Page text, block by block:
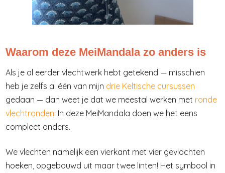
Waarom deze MeiMandala zo anders is
Als je al eerder vlechtwerk hebt getekend — misschien
heb je zelfs al één van mijn drie Keltische cursussen
gedaan — dan weet je dat we meestal werken met ronde
vlechtranden. In deze MeiMandala doen we het eens
compleet anders.
We vlechten namelijk een vierkant met vier gevlochten
hoeken, opgebouwd uit maar twee linten! Het symbool in